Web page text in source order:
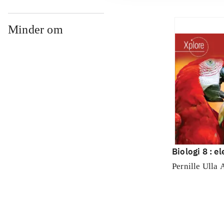
Minder om
Biologi 8 :
Pernille Ulla